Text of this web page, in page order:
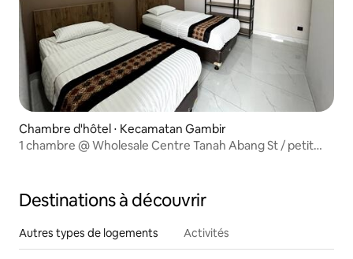
Chambre d'hôtel ⋅ Kecamatan Gambir
1 chambre @ Wholesale Centre Tanah Abang St / petit
Destinations à découvrir
Autres types de logements Activités